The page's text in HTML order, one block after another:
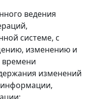
ведения
системе, с
изменению и
изменений